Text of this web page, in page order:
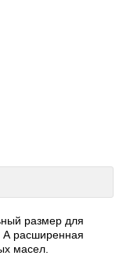
размер для
А расширенная
масел.